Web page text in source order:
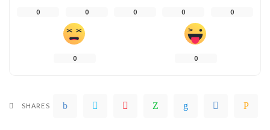
0 0 0 0 0
0 0
SHARES